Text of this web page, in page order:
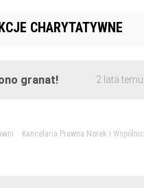
CHARYTATYWNE
2 lata temu
Kancelaria Prawna Norek i